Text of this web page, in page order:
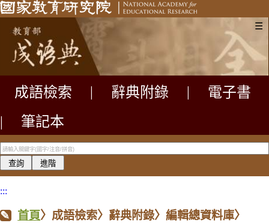
☰
成語檢索 辭典附錄
電子書
|
筆記本
:::
首頁〉成語檢索〉辭典附錄〉編輯總資料庫〉